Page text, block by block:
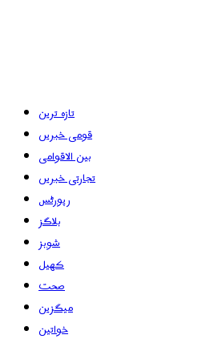
تازہ ترین
قومی خبریں
بین الاقوامی
تجارتی خبریں
رپورٹس
بلاگز
شوبز
کھیل
صحت
میگزین
خواتین